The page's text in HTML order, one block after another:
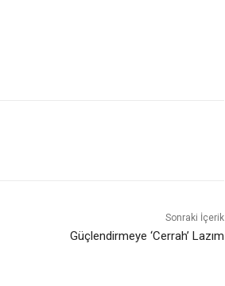
Sonraki İçerik
Güçlendirmeye ‘Cerrah’ Lazım